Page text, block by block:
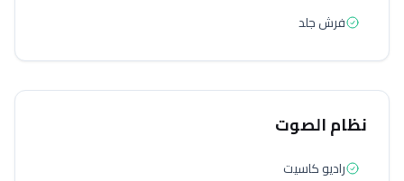
فرش جلد
نظام الصوت
راديو كاسيت